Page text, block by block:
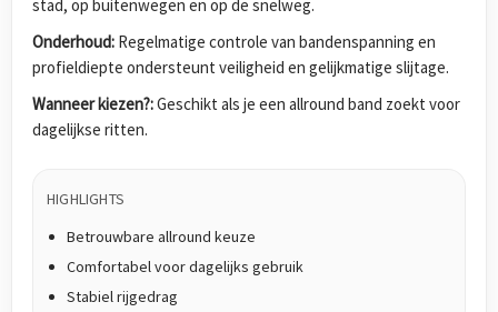
stad, op buitenwegen en op de snelweg.
Onderhoud: Regelmatige controle van bandenspanning en
profieldiepte ondersteunt veiligheid en gelijkmatige slijtage.
Wanneer kiezen?:Geschikt als je een allround band zoekt voor
dagelijkse ritten.
HIGHLIGHTS
Betrouwbare allround keuze
Comfortabel voor dagelijks gebruik
Stabiel rijgedrag